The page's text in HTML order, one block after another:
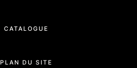
CATALOGUE
PLAN DU SITE